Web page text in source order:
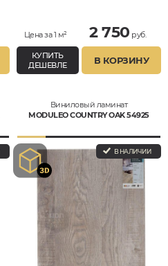
Цена за 1 м² 2 750 руб.
КУПИТЬ
ДЕШЕВЛЕ
В КОРЗИНУ
Виниловый ламинат
MODULEO COUNTRY OAK 54925
В НАЛИЧИИ